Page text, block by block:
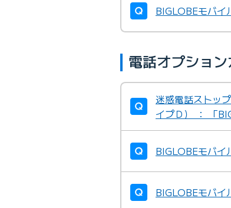
BIGLOBEモバ
電話オプショ
迷惑電話ストッ
イプＤ） ： 「
BIGLOBEモバ
BIGLOBEモバ